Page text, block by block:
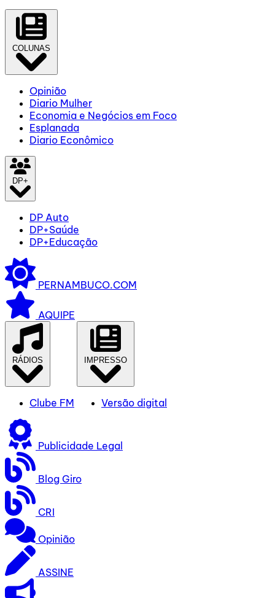
COLUNAS
Opinião
Diario Mulher
Economia e Negócios em Foco
Esplanada
Diario Econômico
DP+
DP Auto
DP+Saúde
DP+Educação
PERNAMBUCO.COM
AQUIPE
RÁDIOS
Clube FM
IMPRESSO
Versão digital
Publicidade Legal
Blog Giro
CRI
Opinião
ASSINE